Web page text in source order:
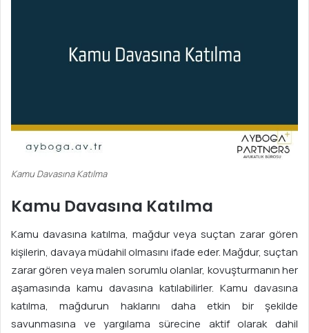
Kamu Davasına Katılma
Kamu Davasına Katılma
Kamu davasına katılma, mağdur veya suçtan zarar gören
kişilerin, davaya müdahil olmasını ifade eder. Mağdur, suçtan
zarar gören veya malen sorumlu olanlar, kovuşturmanın her
aşamasında kamu davasına katılabilirler. Kamu davasına
katılma, mağdurun haklarını daha etkin bir şekilde
savunmasına ve yargılama sürecine aktif olarak dahil